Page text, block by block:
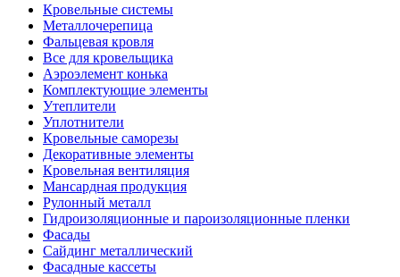
Кровельные системы
Металлочерепица
Фальцевая кровля
Все для кровельщика
Аэроэлемент конька
Комплектующие элементы
Утеплители
Уплотнители
Кровельные саморезы
Декоративные элементы
Кровельная вентиляция
Мансардная продукция
Рулонный металл
Гидроизоляционные и пароизоляционные пленки
Фасады
Сайдинг металлический
Фасадные кассеты